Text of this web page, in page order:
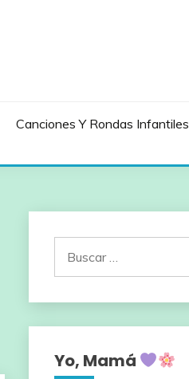
Canciones Y Rondas Infantiles
Yo, Mamá